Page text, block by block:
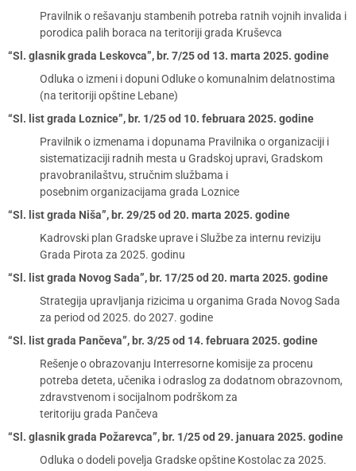
Pravilnik o rešavanju stambenih potreba ratnih vojnih invalida i
porodica palih boraca na teritoriji grada Kruševca
“Sl. glasnik grada Leskovca”, br. 7/25 od 13. marta 2025. godine
Odluka o izmeni i dopuni Odluke o komunalnim delatnostima
(na teritoriji opštine Lebane)
“Sl. list grada Loznice”, br. 1/25 od 10. februara 2025. godine
Pravilnik o izmenama i dopunama Pravilnika o organizaciji i
sistematizaciji radnih mesta u Gradskoj upravi, Gradskom
pravobranilaštvu, stručnim službama i
posebnim organizacijama grada Loznice
“Sl. list grada Niša”, br. 29/25 od 20. marta 2025. godine
Kadrovski plan Gradske uprave i Službe za internu reviziju
Grada Pirota za 2025. godinu
“Sl. list grada Novog Sada”, br. 17/25 od 20. marta 2025. godine
Strategija upravljanja rizicima u organima Grada Novog Sada
za period od 2025. do 2027. godine
“Sl. list grada Pančeva”, br. 3/25 od 14. februara 2025. godine
Rešenje o obrazovanju Interresorne komisije za procenu
potreba deteta, učenika i odraslog za dodatnom obrazovnom,
zdravstvenom i socijalnom podrškom za
teritoriju grada Pančeva
“Sl. glasnik grada Požarevca”, br. 1/25 od 29. januara 2025. godine
Odluka o dodeli povelja Gradske opštine Kostolac za 2025.